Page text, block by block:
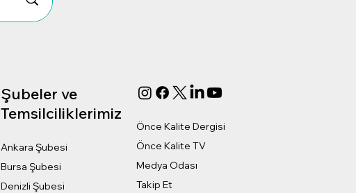
Şubeler ve
Temsilciliklerimiz
Ankara Şubesi
Bursa Şubesi
Denizli Şubesi
Önce Kalite Dergisi
Önce Kalite TV
Medya Odası
Takip Et